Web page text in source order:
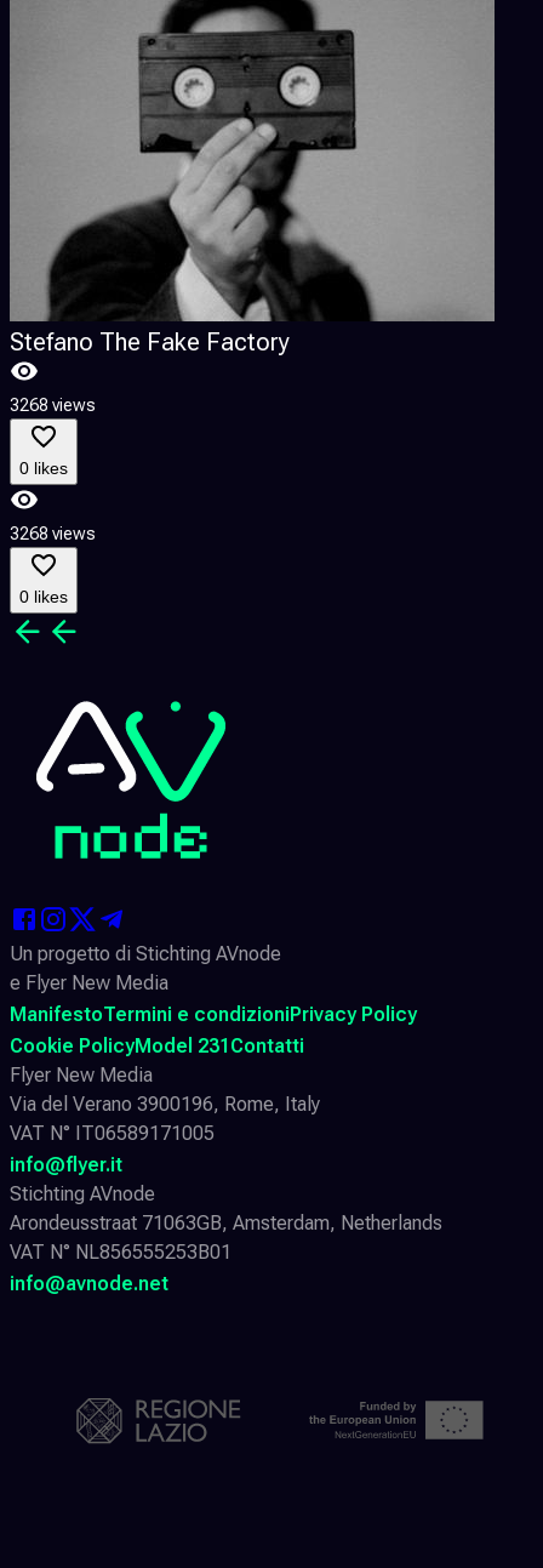
Stefano The Fake Factory
3268 views
0 likes
3268 views
0 likes
Un progetto di Stichting AVnode
e Flyer New Media
ManifestoTermini e condizioniPrivacy Policy
Cookie PolicyModel 231 Contatti
Flyer New Media
Via del Verano 3900196, Rome, Italy
VAT N° IT06589171005
info@flyer.it
Stichting AVnode
Arondeusstraat 71063GB, Amsterdam, Netherlands
VAT N° NL856555253B01
info@avnode.net